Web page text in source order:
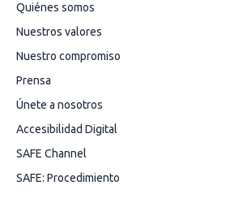
Quiénes somos
Nuestros valores
Nuestro compromiso
Prensa
Únete a nosotros
Accesibilidad Digital
SAFE Channel
SAFE: Procedimiento